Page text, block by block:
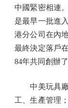
中國緊密相連
是最早一批進
港分公司在內
最終決定落戶
84年共同創辦
中美玩具廠
工、生產管理